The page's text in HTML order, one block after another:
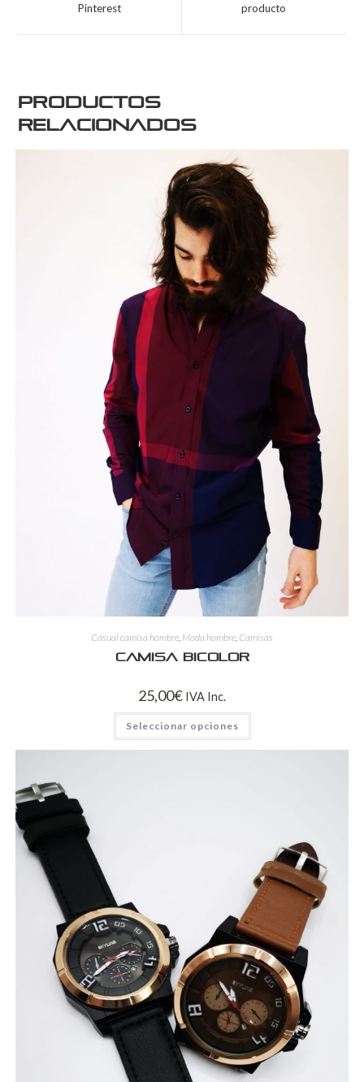
Pinterest
producto
Productos
relacionados
Casual camisa hombre Moda hombre Camisas
Camisa bicolor
25,00€ IVA Inc.
Seleccionar opciones